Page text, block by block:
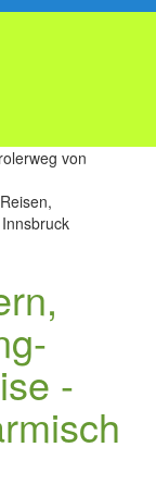
von
-